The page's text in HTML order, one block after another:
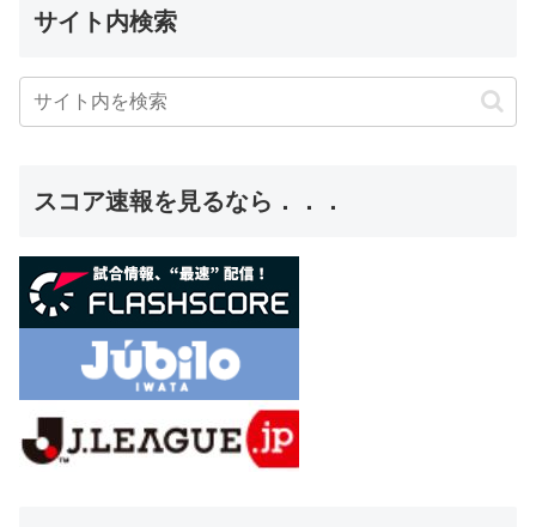
サイト内検索
スコア速報を見るなら．．．